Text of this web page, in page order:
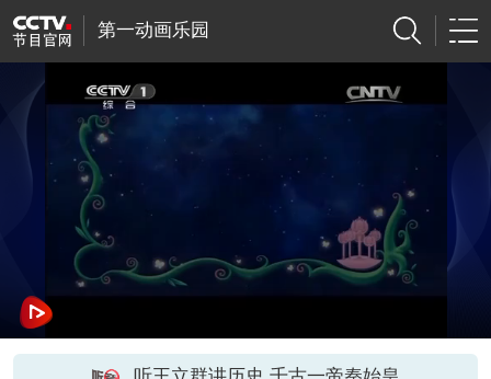
第一动画乐园